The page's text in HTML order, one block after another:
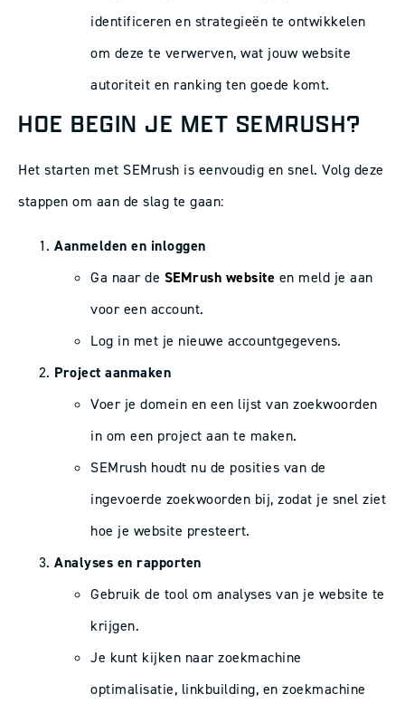
identificeren en strategieën te ontwikkelen
om deze te verwerven, wat jouw website
autoriteit en ranking ten goede komt.
HOE BEGIN JE MET SEMRUSH?
Het starten met SEMrush is eenvoudig en snel. Volg deze
stappen om aan de slag te gaan:
Aanmelden en inloggen
Ga naar de SEMrush website en meld je aan
voor een account.
Log in met je nieuwe accountgegevens.
Project aanmaken
Voer je domein en een lijst van zoekwoorden
in om een project aan te maken.
SEMrush houdt nu de posities van de
ingevoerde zoekwoorden bij, zodat je snel ziet
hoe je website presteert.
Analyses en rapporten
Gebruik de tool om analyses van je website te
krijgen.
Je kunt kijken naar zoekmachine
optimalisatie, linkbuilding, en zoekmachine